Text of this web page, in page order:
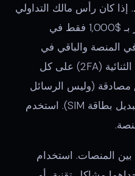
. إذا كان رأس مالك التداولي
$5,000 ولكنك عادة ما تخاطر بـ $1,000 فقط في
احتفظ بـ $2,000 في المنصة والباقي في
محفظة أجهزة. فعّل المصادقة الثنائية (2FA) على كل
(وليس الرسائل
النصية، لأنها معرضة لهجمات تبديل بطاقة SIM). استخدم
المنصات. استخدام